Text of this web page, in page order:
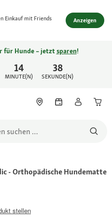
Einkauf mit Friends Anzeigen
14
MINUTE(N)
38
SEKUNDE(N)
für Hunde – jetztsparen!
- Orthopädische Hundematte
stellen